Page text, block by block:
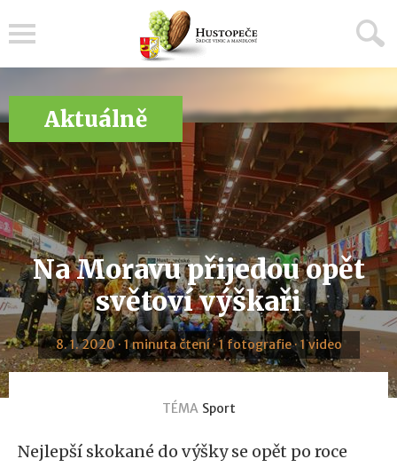
Aktuálně
Na Moravu přijedou opět
světoví výškaři
8. 1. 2020 · 1 minuta čtení · 1 fotografie · 1 video
TÉMA Sport
Nejlepší skokané do výšky se opět po roce